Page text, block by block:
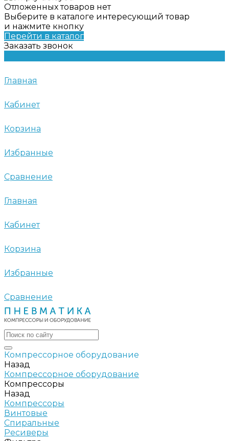
Отложенных товаров нет
Выберите в каталоге интересующий товар
и нажмите кнопку
Перейти в каталог
Заказать звонок
Главная
Кабинет
Корзина
Избранные
Сравнение
Главная
Кабинет
Корзина
Избранные
Сравнение
Компрессорное оборудование
Назад
Компрессорное оборудование
Компрессоры
Назад
Компрессоры
Винтовые
Спиральные
Ресиверы